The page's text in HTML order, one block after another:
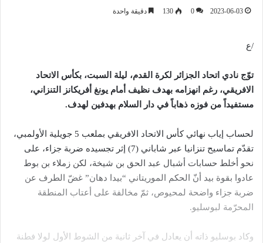
2023-06-03
0
130 دقيقة واحدة
/ع
توّج نادي اتحاد الجزائر لكرة القدم، ليلة السبت، بكأس الاتحاد
الافريقي، رغم انهزامه بهدف نظيف أمام يونغ أفريكانز التنزاني،
مستفيداً من فوزه ذهاباً في دار السلام بهدفين لهدف.
لحساب إياب نهائي كأس الاتحاد الافريقي بملعب 5 جويلية الأولمبي،
تقدّم تماسيح تنزانيا عبر شاباني (7) إثر تجسيده ضربة جزاء، على
نحو أخلط حسابات أشبال عبد الحق بن شيخة، لكن زملاء بن بوط
عادوا بقوة بيد أنّ الحكم الموريتاني “بيدا دهان” غضّ الطرف عن
ضربة جزاء واضحة لمحيوص، ثمّ مخالفة على أعتاب المنطقة
المحرّمة لبوسليو.
وكاد بوسليو ذاته أن يعادل في آخر ثانية من الشوط الأول لولا فطنة